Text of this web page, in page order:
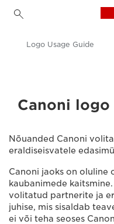
Logo Usage Guide
Canoni
Nõuanded Canoni
eraldiseisvatele
Canoni jaoks on oluline
kaubanimede
volitatud partnerite ja
juhise, mis sisaldab
ei või teha seoses